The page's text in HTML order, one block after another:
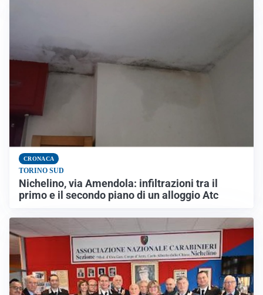
CRONACA
TORINO SUD
Nichelino, via Amendola: infiltrazioni tra il
primo e il secondo piano di un alloggio Atc